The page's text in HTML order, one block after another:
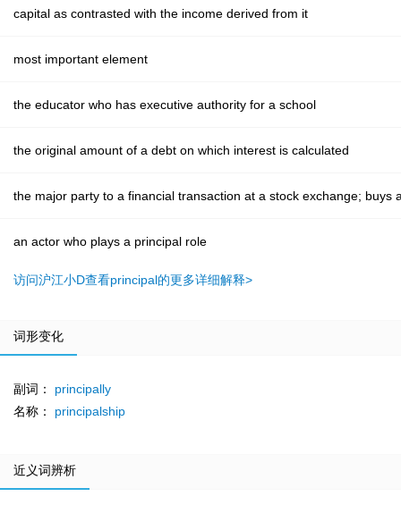
capital as contrasted with the income derived from it
most important element
the educator who has executive authority for a school
the original amount of a debt on which interest is calculated
the major party to a financial transaction at a stock exchange; buys
an actor who plays a principal role
访问沪江小D查看principal的更多详细解释>
词形变化
副词：
principally
名称：
principalship
近义词辨析